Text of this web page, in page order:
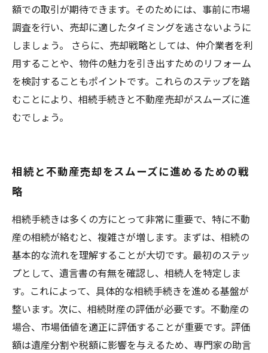
額での取引が期待できます。そのためには、事前に市場
調査を行い、売却に適したタイミングを逃さないように
しましょう。 さらに、売却戦略としては、仲介業者を利
用することや、物件の魅力を引き出すためのリフォーム
を検討することもポイントです。これらのステップを踏
むことにより、相続手続きと不動産売却がスムーズに進
むでしょう。
相続と不動産売却をスムーズに進めるための戦
略
相続手続きは多くの方にとって非常に重要で、特に不動
産の相続が絡むと、複雑さが増します。まずは、相続の
基本的な流れを理解することが大切です。最初のステッ
プとして、遺言書の有無を確認し、相続人を特定しま
す。これによって、具体的な相続手続きを進める基盤が
整います。次に、相続財産の評価が必要です。不動産の
場合、市場価値を適正に評価することが重要です。評価
額は遺産分割や税額に影響を与えるため、専門家の助言